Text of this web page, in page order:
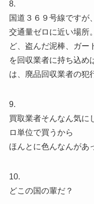
8.
国道３６９号線ですが
交通量ゼロに近い場所
ど、盗んだ泥棒、ガー
を回収業者に持ち込め
は、廃品回収業者の犯
9.
買取業者そんなん気に
ロ単位で買うから
ほんとに色んなんがあ
10.
どこの国の輩だ？